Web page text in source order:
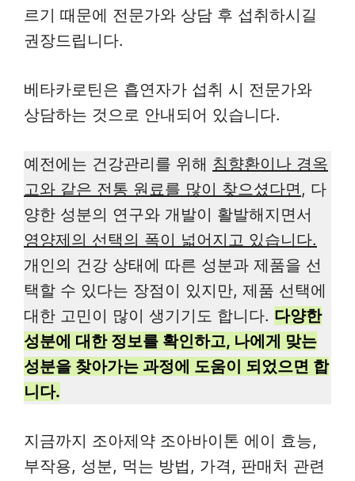
르기 때문에 전문가와 상담 후 섭취하시길
권장드립니다.
베타카로틴은 흡연자가 섭취 시 전문가와
상담하는 것으로 안내되어 있습니다.
예전에는 건강관리를 위해 침향환이나 경옥
고와 같은 전통 원료를 많이 찾으셨다면 , 다
양한 성분의 연구와 개발이 활발해지면서
영양제의 선택의 폭이 넓어지고 있습니다.
개인의 건강 상태에 따른 성분과 제품을 선
택할 수 있다는 장점이 있지만, 제품 선택에
대한 고민이 많이 생기기도 합니다. 다양한
성분에 대한 정보를 확인하고, 나에게 맞는
성분을 찾아가는 과정에 도움이 되었으면 합
니다.
지금까지 조아제약 조아바이톤 에이 효능,
부작용, 성분, 먹는 방법, 가격, 판매처 관련